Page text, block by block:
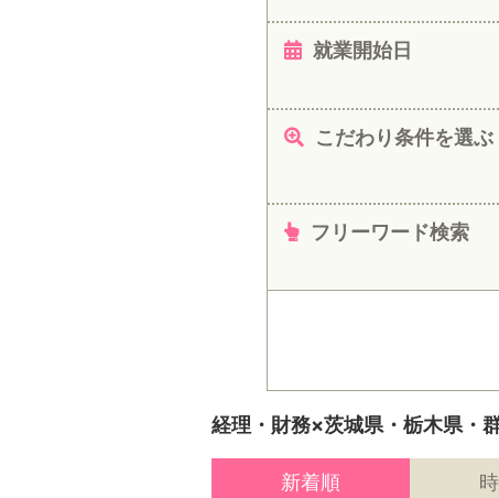
就業開始日
こだわり条件を選ぶ
フリーワード検索
経理・財務×茨城県・栃木県・
新着順